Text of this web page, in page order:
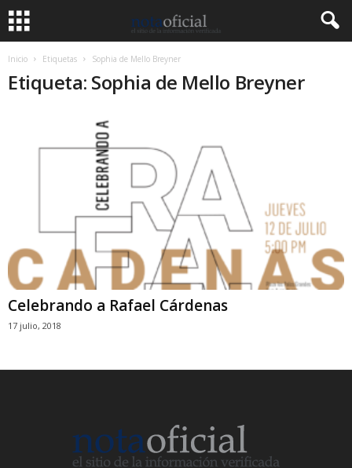
Inicio Etiquetas Sophia de Mello Breyner
Etiqueta: Sophia de Mello Breyner
Celebrando a Rafael Cárdenas
17 julio, 2018